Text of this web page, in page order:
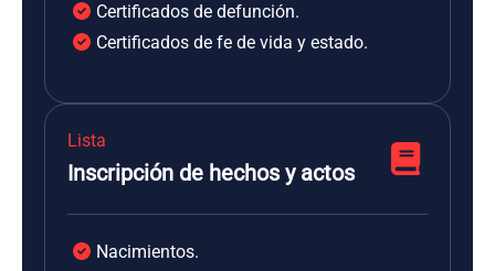
Certificados de defunción.
Certificados de fe de vida y estado.
Lista
Inscripción de hechos y actos
Nacimientos.